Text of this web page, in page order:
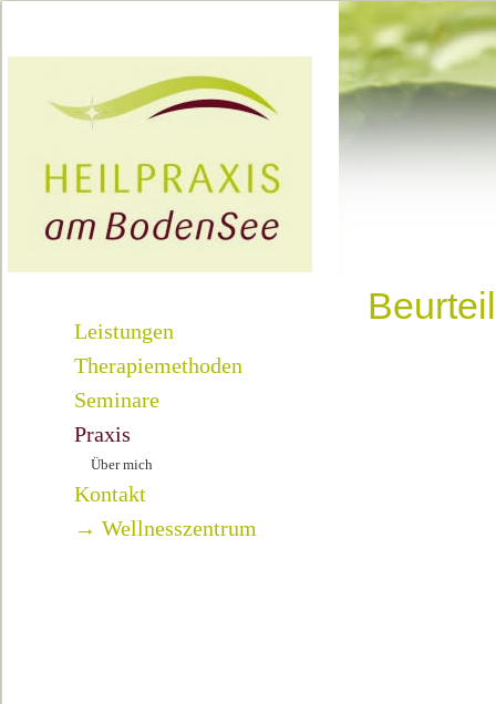
Leistungen
Therapiemethoden
Seminare
Praxis
Über mich
Kontakt
→ Wellnesszentrum